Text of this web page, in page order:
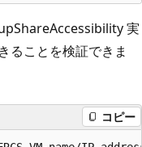
実
ることを検証できま
コピー